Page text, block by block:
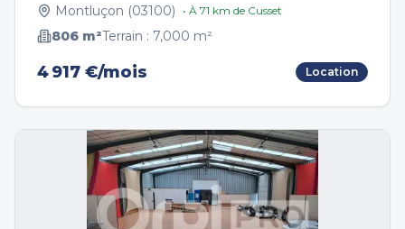
Montluçon (03100) • À 71 km de Cusset
806 m²Terrain : 7,000 m²
4 917 €/mois Location